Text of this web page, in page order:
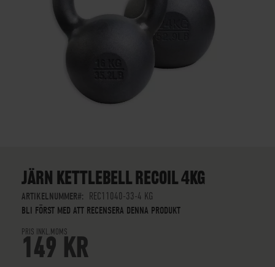
BEGINNING
GALLERY
JÄRN KETTLEBELL RECOIL 4KG
ARTIKELNUMMER
REC11040-33-4 KG
BLI FÖRST MED ATT RECENSERA DENNA PRODUKT
PRIS INKL.MOMS
149 KR